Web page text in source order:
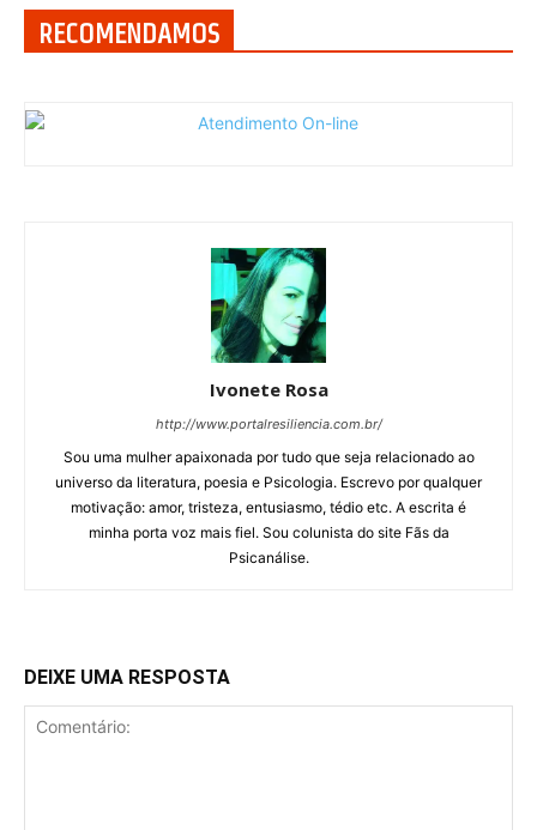
RECOMENDAMOS
Ivonete Rosa
http://www.portalresiliencia.com.br/
Sou uma mulher apaixonada por tudo que seja relacionado ao
universo da literatura, poesia e Psicologia. Escrevo por qualquer
motivação: amor, tristeza, entusiasmo, tédio etc. A escrita é
minha porta voz mais fiel. Sou colunista do site Fãs da
Psicanálise.
DEIXE UMA RESPOSTA